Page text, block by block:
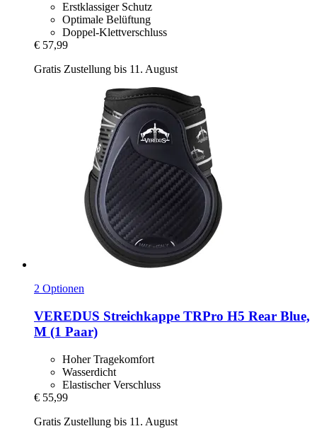
Erstklassiger Schutz
Optimale Belüftung
Doppel-Klettverschluss
€ 57,99
Gratis Zustellung bis 11. August
2 Optionen
VEREDUS Streichkappe TRPro H5 Rear Blue,
M (1 Paar)
Hoher Tragekomfort
Wasserdicht
Elastischer Verschluss
€ 55,99
Gratis Zustellung bis 11. August